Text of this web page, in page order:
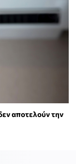
αποτελούν την